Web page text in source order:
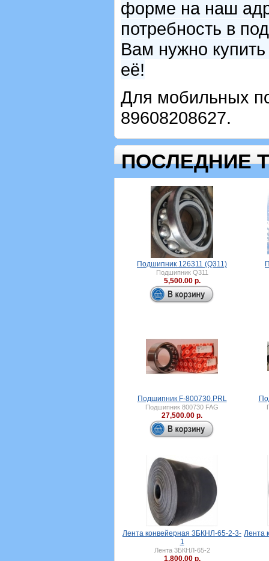
форме на наш
потребность в
Вам нужно
её!
Для мобильных
89608208627.
ПОСЛЕДНИЕ
Подшипник 126311 (Q311)
Подшипник Q311
5,500.00 р.
Подшипник F-800730.PRL
Подшипник 800730 FAG
27,500.00 р.
Лента конвейерная 3БКНЛ-65-2-3-
1
Лента 3БКНЛ-65-2
1,800.00 р.
Лента